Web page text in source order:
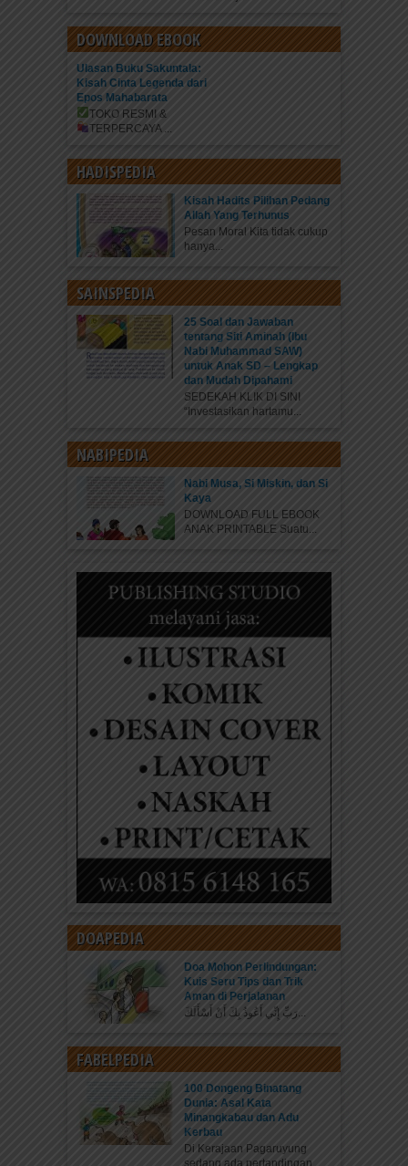
DOWNLOAD EBOOK
Ulasan Buku Sakuntala:
Kisah Cinta Legenda dari
Epos Mahabarata
TOKO RESMI &
TERPERCAYA ...
HADISPEDIA
Kisah Hadits Pilihan Pedang
Allah Yang Terhunus
Pesan Moral Kita tidak cukup
hanya...
SAINSPEDIA
25 Soal dan Jawaban
tentang Siti Aminah (Ibu
Nabi Muhammad SAW)
untuk Anak SD – Lengkap
dan Mudah Dipahami
SEDEKAH KLIK DI SINI
“Investasikan hartamu...
NABIPEDIA
Nabi Musa, Si Miskin, dan Si
Kaya
DOWNLOAD FULL EBOOK
ANAK PRINTABLE Suatu...
DOAPEDIA
Doa Mohon Perlindungan:
Kuis Seru Tips dan Trik
Aman di Perjalanan
رَبِّ إِنِّي أَعُوذُ بِكَ أَنْ أَسْأَلَكَ...
FABELPEDIA
100 Dongeng Binatang
Dunia: Asal Kata
Minangkabau dan Adu
Kerbau
Di Kerajaan Pagaruyung